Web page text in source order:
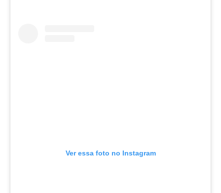
Ver essa foto no Instagram